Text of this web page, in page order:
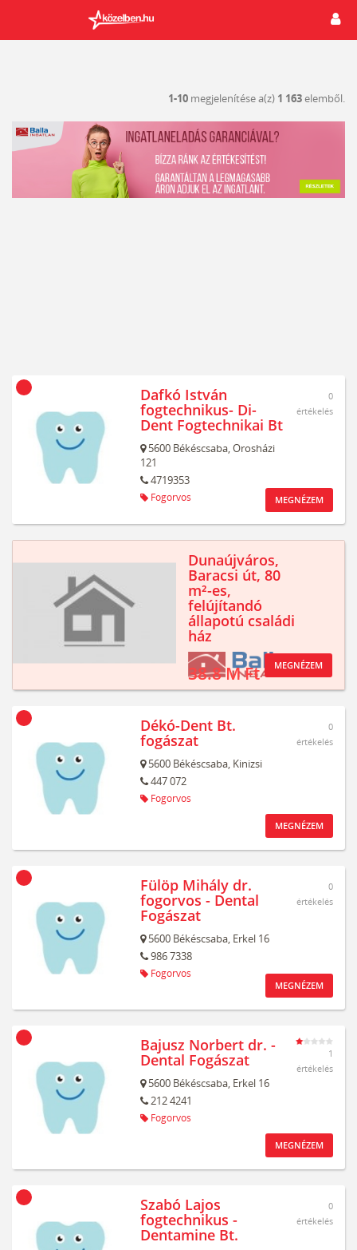
1-10 megjelenítése a(z) 1 163elemből.
Dafkó István
fogtechnikus- Di-
Dent Fogtechnikai Bt
5600 Békéscsaba,Orosházi
121
4719353
Fogorvos
0
értékelés
MEGNÉZEM
Dunaújváros,
Baracsi út, 80
m²-es,
felújítandó
állapotú családi
ház
38.8 M Ft MEGNÉZEM
Dékó-Dent Bt.
fogászat
5600 Békéscsaba, Kinizsi
447 072
Fogorvos
0
értékelés
MEGNÉZEM
Fülöp Mihály dr.
fogorvos - Dental
Fogászat
5600 Békéscsaba, Erkel 16
986 7338
Fogorvos
0
értékelés
MEGNÉZEM
Bajusz Norbert dr. -
Dental Fogászat
5600 Békéscsaba, Erkel 16
212 4241
Fogorvos
1
értékelés
MEGNÉZEM
Szabó Lajos
fogtechnikus -
Dentamine Bt.
0
értékelés